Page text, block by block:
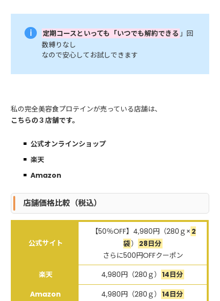
定期コースといっても「いつでも解約できる」回
数縛りなし
なので安心してお試しできます
私の完全美容食プロテインが売っている店舗は、
こちらの３店舗です。
公式オンラインショップ
楽天
Amazon
店舗価格比較（税込）
公式サイト
【50％OFF】4,980円（280ｇ× 2
袋）
28日分
さらに500円OFFクーポン
楽天
4,980円（280ｇ） 14日分
Amazon
4,980円（280ｇ） 14日分